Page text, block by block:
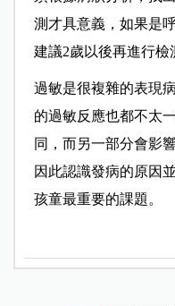
測才具意義，如果是
建議2歲以後再進行檢
過敏是很複雜的表現
的過敏反應也都不太
同，而另一部分會影
因此認識發病的原因
孩童最重要的課題。